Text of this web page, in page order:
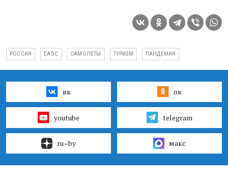
РОССИЯ ЕАЭС САМОЛЕТЫ ТУРИЗМ ПАНДЕМИЯ
вк ок
youtube telegram
ru–by макс